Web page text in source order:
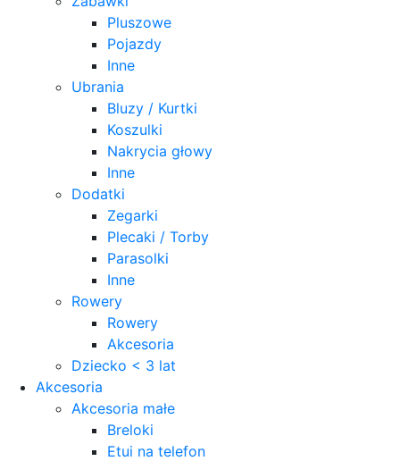
Pluszowe
Pojazdy
Inne
Ubrania
Bluzy / Kurtki
Koszulki
Nakrycia głowy
Inne
Dodatki
Zegarki
Plecaki / Torby
Parasolki
Inne
Rowery
Rowery
Akcesoria
Dziecko < 3 lat
Akcesoria
Akcesoria małe
Breloki
Etui na telefon